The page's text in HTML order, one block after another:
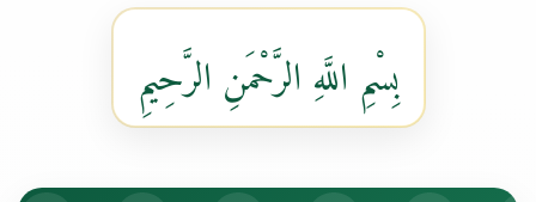
بِسْمِ اللَّهِ الرَّحْمَنِ الرَّحِيمِ